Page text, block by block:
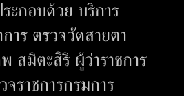
ะกอบด้วย บริการ
าร ตรวจวัดสายตา
มิตะสิริ ผู้ว่าราชการ
ราชการกรมการ